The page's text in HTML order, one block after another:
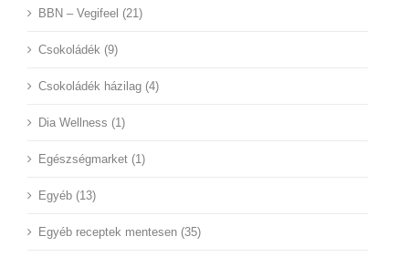
BBN – Vegifeel (21)
Csokoládék (9)
Csokoládék házilag (4)
Dia Wellness (1)
Egészségmarket (1)
Egyéb (13)
Egyéb receptek mentesen (35)